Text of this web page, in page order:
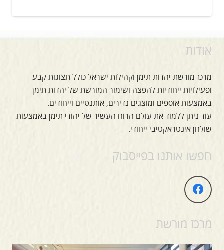
אודות
מרכז מורשת יהדות תימן וקהילות ישראל כולל תצוגות קבע
ופעילויות ייחודיות להפצה ושימור המורשת של יהדות תימן
באמצעות אוספים ומוצגים נדירים, אותנטיים וייחודים.
עוד ניתן ללמוד את עולם הרוח העשיר של יהודי תימן באמצעות
שולחן אינטראקטיבי ייחודי.
חפשו אותנו בפייסבוק
מרכז מורשת